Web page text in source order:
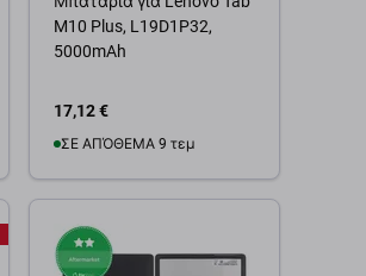
M10 Plus, L19D1P32,
5000mAh
17,12 €
ΣΕ ΑΠΌΘΕΜΑ 9 τεμ